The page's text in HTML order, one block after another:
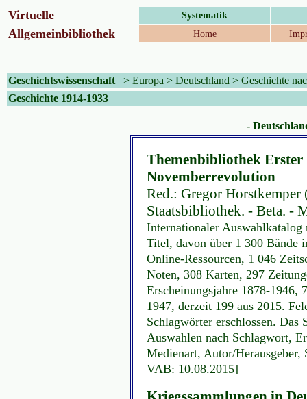
Virtuelle Systematik
Allgemeinbibliothek Home
Geschichtswissenschaft > Europa > Deutschland > Geschichte
Geschichte 1914-1933
-
Themenbibliothek
Novemberrevolution
Red.: Gregor
Staatsbibliothek. - Beta. -
Internationaler Auswahlkatalog
Titel, davon über 1 300 Bände
Online-Ressourcen, 1 046
Noten, 308 Karten, 297
Erscheinungsjahre 1878-1946,
1947, derzeit 199 aus 2015.
Schlagwörter erschlossen. Das
Auswahlen nach Schlagwort,
Medienart, Autor/Herausgeber,
VAB: 10.08.2015]